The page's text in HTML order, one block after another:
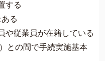
する
る
や従業員が在籍している
との間で手続実施基本